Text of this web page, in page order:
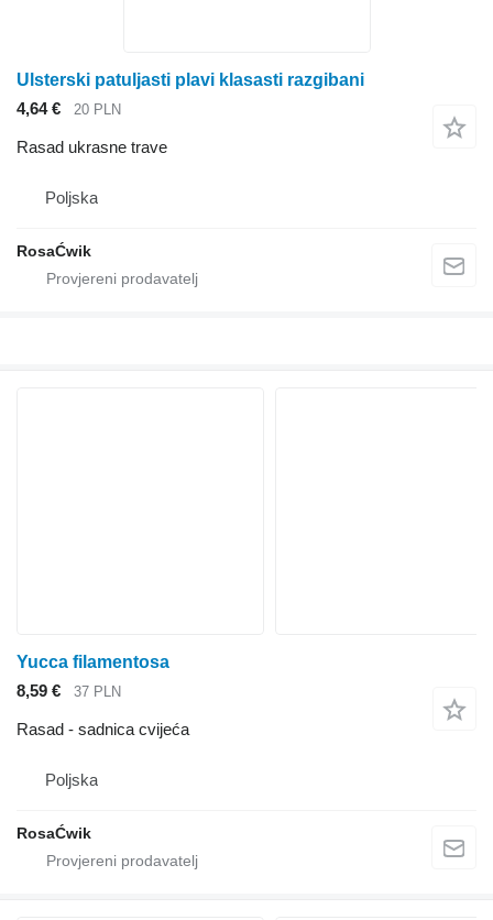
Ulsterski patuljasti plavi klasasti razgibani
4,64 €
20 PLN
Rasad ukrasne trave
Poljska
RosaĆwik
Yucca filamentosa
8,59 €
37 PLN
Rasad - sadnica cvijeća
Poljska
RosaĆwik